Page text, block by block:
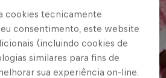
cookies tecnicamente
consentimento, este website
(incluindo cookies de
similares para fins de
sua experiência on-line.